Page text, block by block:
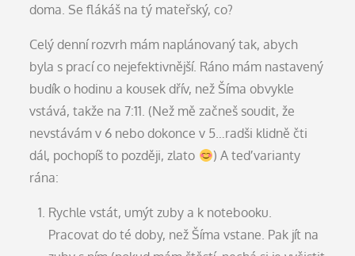
doma. Se flákáš na tý mateřský, co?
Celý denní rozvrh mám naplánovaný tak, abych
byla s prací co nejefektivnější. Ráno mám nastavený
budík o hodinu a kousek dřív, než Šíma obvykle
vstává, takže na 7:11. (Než mě začneš soudit, že
nevstávám v 6 nebo dokonce v 5…radši klidně čti
dál, pochopíš to později, zlato
) A teď varianty
rána:
Rychle vstát, umýt zuby a k notebooku.
Pracovat do té doby, než Šíma vstane. Pak jít na